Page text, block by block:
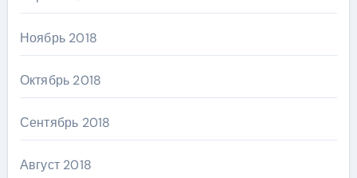
Ноябрь 2018
Октябрь 2018
Сентябрь 2018
Август 2018